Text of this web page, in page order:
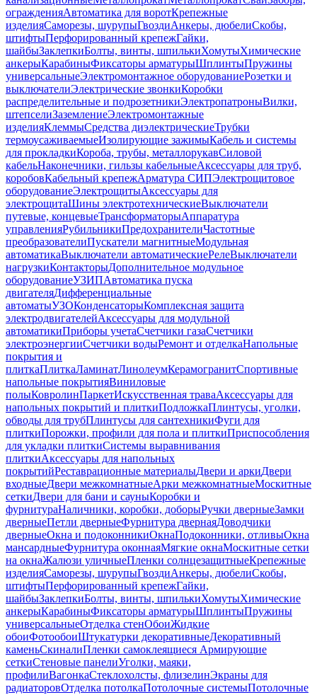
огражденияАвтоматика для воротКрепежные
изделияСаморезы, шурупыГвоздиАнкеры, дюбелиСкобы,
штифтыПерфорированный крепежГайки,
шайбыЗаклепкиБолты, винты, шпилькиХомутыХимические
анкерыКарабиныФиксаторы арматурыШплинтыПружины
универсальныеЭлектромонтажное оборудованиеРозетки и
выключателиЭлектрические звонкиКоробки
распределительные и подрозетникиЭлектропатроныВилки,
штепселиЗаземлениеЭлектромонтажные
изделияКлеммыСредства диэлектрическиеТрубки
термоусаживаемыеИзолирующие зажимыКабель и системы
для прокладкиКороба, трубы, металлорукавСиловой
кабельНаконечники, гильзы кабельныеАксессуары для труб,
коробовКабельный крепежАрматура СИПЭлектрощитовое
оборудованиеЭлектрощитыАксессуары для
электрощитаШины электротехническиеВыключатели
путевые, концевыеТрансформаторыАппаратура
управленияРубильникиПредохранителиЧастотные
преобразователиПускатели магнитныеМодульная
автоматикаВыключатели автоматическиеРелеВыключатели
нагрузкиКонтакторыДополнительное модульное
оборудованиеУЗИПАвтоматика пуска
двигателяДифференциальные
автоматыУЗОКонденсаторыКомплексная защита
электродвигателейАксессуары для модульной
автоматикиПриборы учетаСчетчики газаСчетчики
электроэнергииСчетчики водыРемонт и отделкаНапольные
покрытия и
плиткаПлиткаЛаминатЛинолеумКерамогранитСпортивные
напольные покрытияВиниловые
полыКовролинПаркетИскусственная траваАксессуары для
напольных покрытий и плиткиПодложкаПлинтусы, уголки,
обводы для трубПлинтусы для сантехникиФуги для
плиткиПорожки, профили для пола и плиткиПриспособления
для укладки плиткиСистемы выравнивания
плиткиАксессуары для напольных
покрытийРеставрационные материалыДвери и аркиДвери
входныеДвери межкомнатныеАрки межкомнатныеМоскитные
сеткиДвери для бани и сауныКоробки и
фурнитураНаличники, коробки, доборыРучки дверныеЗамки
дверныеПетли дверныеФурнитура двернаяДоводчики
дверныеОкна и подоконникиОкнаПодоконники, отливыОкна
мансардныеФурнитура оконнаяМягкие окнаМоскитные сетки
на окнаЖалюзи уличныеПленки солнцезащитныеКрепежные
изделияСаморезы, шурупыГвоздиАнкеры, дюбелиСкобы,
штифтыПерфорированный крепежГайки,
шайбыЗаклепкиБолты, винты, шпилькиХомутыХимические
анкерыКарабиныФиксаторы арматурыШплинтыПружины
универсальныеОтделка стенОбоиЖидкие
обоиФотообоиШтукатурки декоративныеДекоративный
каменьСкиналиПленки самоклеящиеся Армирующие
сеткиСтеновые панелиУголки, маяки,
профилиВагонкаСтеклохолсты, флизелинЭкраны для
радиаторовОтделка потолкаПотолочные системыПотолочные